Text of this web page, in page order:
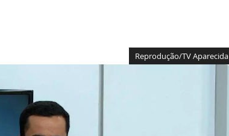
Reprodução/TV Aparecida